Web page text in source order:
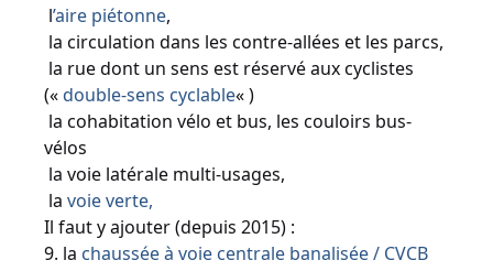
l’aire piétonne,
la circulation dans les contre-allées et les parcs,
la rue dont un sens est réservé aux cyclistes
(«double-sens cyclable« )
la cohabitation vélo et bus, les couloirs bus-
vélos
la voie latérale multi-usages,
la voie verte,
Il faut y ajouter (depuis 2015) :
9. la chaussée à voie centrale banalisée / CVCB